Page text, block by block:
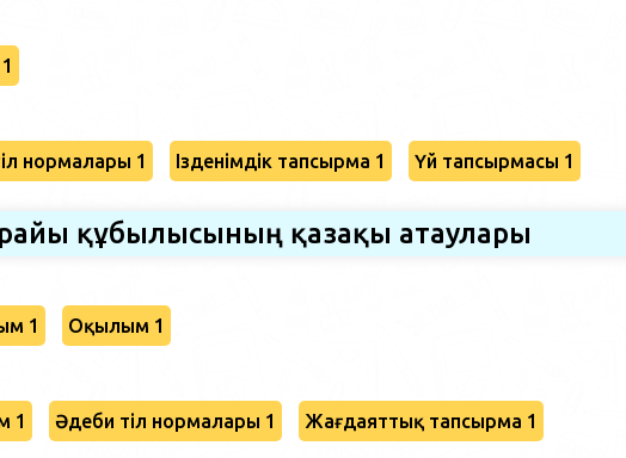
нормалары 1 Ізденімдік тапсырма 1 Үй тапсырмасы 1
құбылысының қазақы атаулары
1 Оқылым 1
1 Әдеби тіл нормалары 1 Жағдаяттық тапсырма 1